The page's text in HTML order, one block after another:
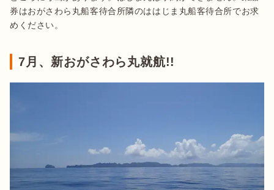
券はおがさわら丸船客待合所隣のははじま丸船客待合所でお求
めください。
7月、新おがさわら丸就航!!